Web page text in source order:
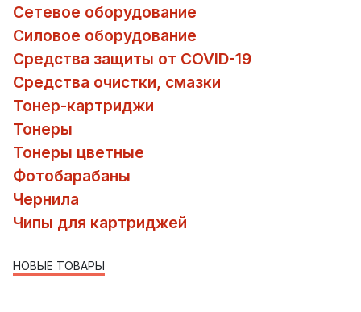
Сетевое оборудование
Силовое оборудование
Средства защиты от COVID-19
Средства очистки, смазки
Тонер-картриджи
Тонеры
Тонеры цветные
Фотобарабаны
Чернила
Чипы для картриджей
НОВЫЕ ТОВАРЫ